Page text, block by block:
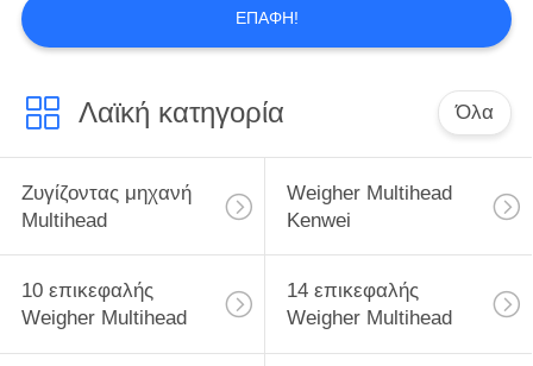
Ημι αυτόματη
μηχανή
συσκευασίας
14
ΕΠΑΦΉ!
Λαϊκή κατηγορία Όλα
Ζυγίζοντας μηχανή
Multihead
Weigher Multihead
Kenwei
10 επικεφαλής
Weigher Multihead
14 επικεφαλής
Weigher Multihead